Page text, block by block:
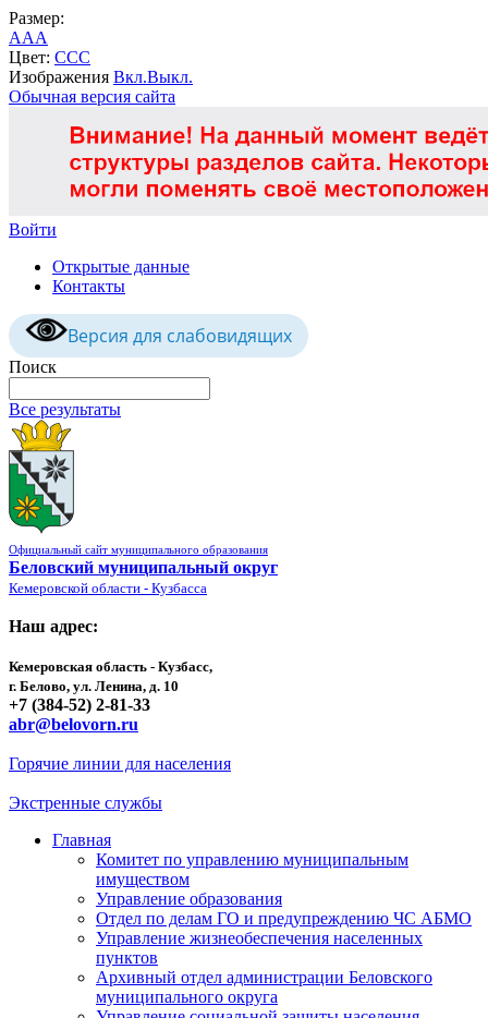
Размер:
AAA
Цвет: CCC
Изображения Вкл.Выкл.
Обычная версия сайта
Войти
Открытые данные
Контакты
Версия для слабовидящих
Поиск
Все результаты
Официальный сайт муниципального образования
Беловский муниципальный округ
Кемеровской области - Кузбасса
Наш адрес:
Кемеровская область - Кузбасс,
г. Белово, ул. Ленина, д. 10
+7 (384-52) 2-81-33
abr@belovorn.ru
Горячие линии для населения
Экстренные службы
Главная
Комитет по управлению муниципальным
имуществом
Управление образования
Отдел по делам ГО и предупреждению ЧС АБМО
Управление жизнеобеспечения населенных
пунктов
Архивный отдел администрации Беловского
муниципального округа